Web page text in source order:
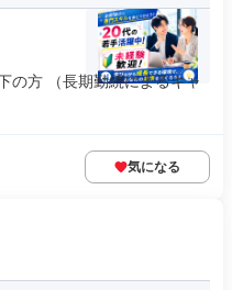
の方 （長期勤続によるキャ
気になる